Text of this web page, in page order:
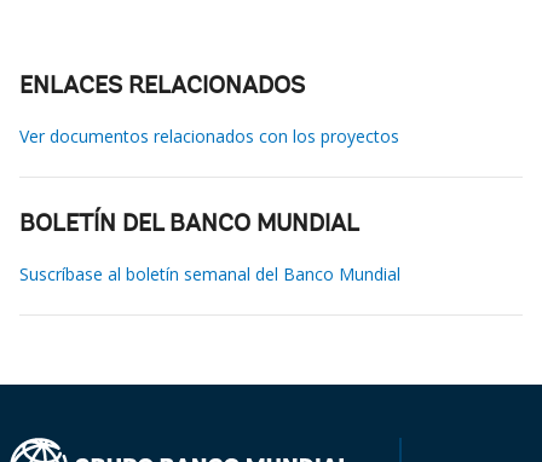
ENLACES RELACIONADOS
Ver documentos relacionados con los proyectos
BOLETÍN DEL BANCO MUNDIAL
Suscríbase al boletín semanal del Banco Mundial